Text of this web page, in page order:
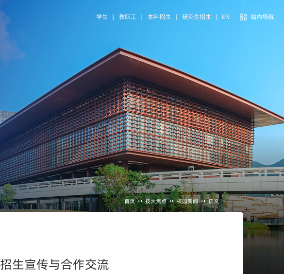
学生 | 教职工 | 本科招生 | 研究生招生 | EN 站内导航
首页 技大焦点 校园新闻 正文
生宣传与合作交流